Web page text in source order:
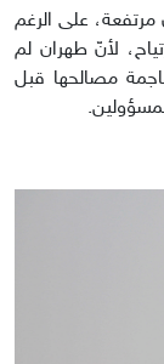
مرتفعة، على الرغم
لأنّ طهران لم
مصالحها قبل